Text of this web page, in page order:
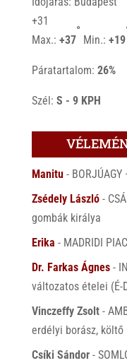
+31
Max.: +37
°
Min.: +19
Páratartalom: 26%
Szél: S - 9 KPH
Manitu-
Zsédely László-
gombák királya
Erika - MADRIDI
Dr. Farkas Ágnes-
változatos ételei (É-
Vinczeffy Zsolt-
erdélyi borász, költő
Csíki Sándor-